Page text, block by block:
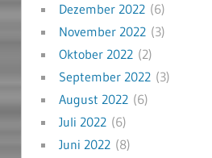
Dezember 2022(6)
November 2022(3)
Oktober 2022(2)
September 2022(3)
August 2022(6)
Juli 2022(6)
Juni 2022(8)